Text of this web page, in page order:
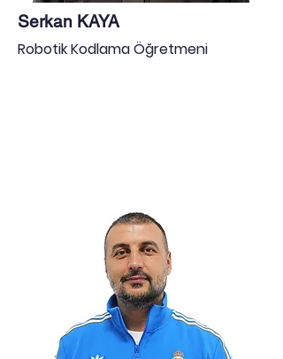
Serkan KAYA
Robotik Kodlama Öğretmeni